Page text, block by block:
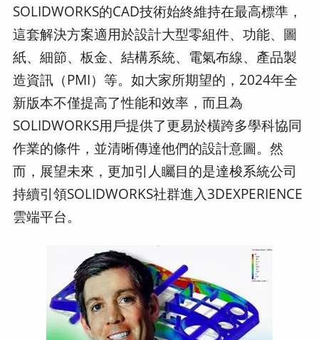
SOLIDWORKS的CAD技術始終維持在最高標準，
這套解決方案適用於設計大型零組件、功能、圖
紙、細節、板金、結構系統、電氣布線、產品製
造資訊（PMI）等。如大家所期望的，2024年全
新版本不僅提高了性能和效率，而且為
SOLIDWORKS用戶提供了更易於橫跨多學科協同
作業的條件，並清晰傳達他們的設計意圖。然
而，展望未來，更加引人矚目的是達梭系統公司
持續引領SOLIDWORKS社群進入3DEXPERIENCE
雲端平台。